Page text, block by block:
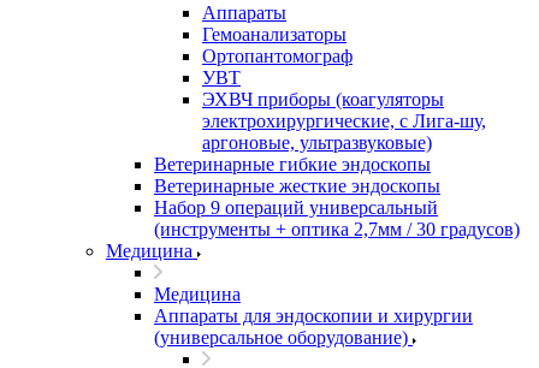
Аппараты
Гемоанализаторы
Ортопантомограф
УВТ
ЭХВЧ приборы (коагуляторы
электрохирургические, с Лига-шу,
аргоновые, ультразвуковые)
Ветеринарные гибкие эндоскопы
Ветеринарные жесткие эндоскопы
Набор 9 операций универсальный
(инструменты + оптика 2,7мм / 30 градусов)
Медицина
Медицина
Аппараты для эндоскопии и хирургии
(универсальное оборудование)